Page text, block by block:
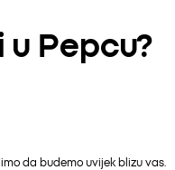
Pepcu?
da budemo uvijek blizu vas.